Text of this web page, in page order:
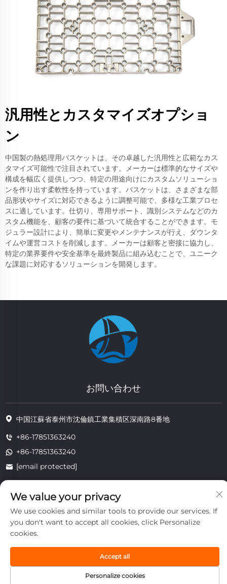
汎用性とカスタマイズオプショ
ン
中国製の熱処理用バスケットは、その卓越した汎用性と広範なカス
タマイズ可能性で注目されています。メーカーは標準的なサイズや
構成を幅広く提供しつつ、特定の用途向けにカスタムソリューショ
ンを作り出す柔軟性を持っています。バスケットは、さまざまな部
品形状やサイズに対応できるように調整可能で、多様な工業プロセ
スに適しています。仕切り、専用サポート、識別システムなどのカ
スタム機能を、顧客の要件に基づいて統合することができます。モ
ジュラー設計により、簡単に変更やメンテナンスが行え、ダウンタ
イムや運営コストを削減します。メーカーは顧客と密接に協力し、
特定の業界要件や安全基準を最終製品に組み込むことで、ユニーク
な課題に対応するソリューションを開発します。
お問い合わせ
中国江蘇省泰州市沈倫鎮工業集積区深南路8番地
+86-17851363240
+86-17851363240
[email protected]
著作権 © 2025 江蘇省通州耐熱技術有限公司。すべての権利は留保されま
す。
プライバシー
We value your privacy
We use cookies and similar tools to provide our services. If
you don't want to accept all cookies, click Personalize
cookies.
Personalize cookies
Accept all